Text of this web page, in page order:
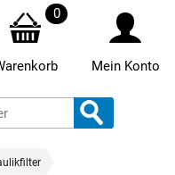
0
Mein Konto